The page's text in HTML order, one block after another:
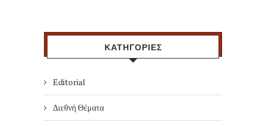
ΚΑΤΗΓΟΡΙΕΣ
Editorial
Διεθνή Θέματα